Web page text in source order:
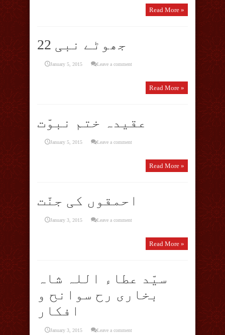
Read More »
22 جھوٹے نبی
January 5, 2015 Leave a comment
Read More »
عقیدہ ختم نبوّت
January 5, 2015 Leave a comment
Read More »
احمقوں کی جنّت
January 3, 2015 Leave a comment
Read More »
سیّد عطاء اللہ شاہ
بخاری رح سوانح و
افکار
January 3, 2015 Leave a comment